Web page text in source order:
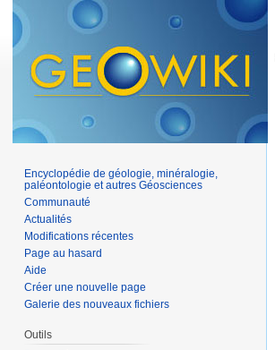
Encyclopédie de géologie, minéralogie,
paléontologie et autres Géosciences
Communauté
Actualités
Modifications récentes
Page au hasard
Aide
Créer une nouvelle page
Galerie des nouveaux fichiers
Outils